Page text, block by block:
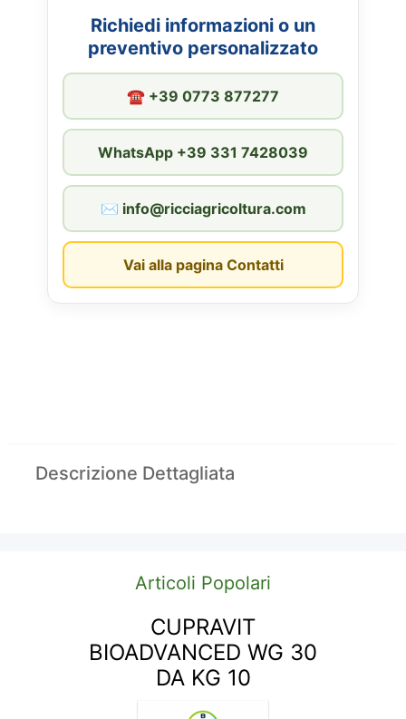
Richiedi informazioni o un
preventivo personalizzato
☎︎ +39 0773 877277
WhatsApp +39 331 7428039
✉︎ info@ricciagricoltura.com
Vai alla pagina Contatti
Descrizione Dettagliata
Articoli Popolari
CUPRAVIT
BIOADVANCED WG 30
DA KG 10